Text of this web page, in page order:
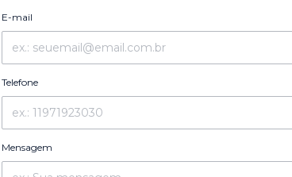
E-mail
Telefone
Mensagem